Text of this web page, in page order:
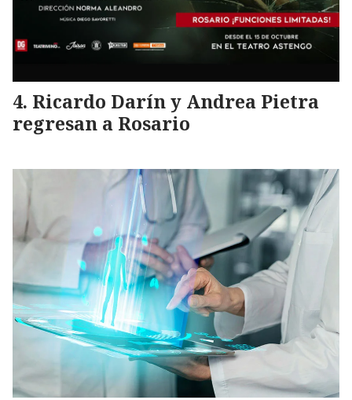
Ricardo Darín y Andrea Pietra
regresan a Rosario